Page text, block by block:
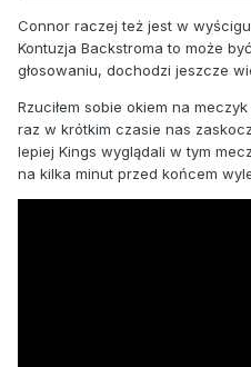
Connor raczej też jest w
Kontuzja Backstroma to może
głosowaniu, dochodzi jeszcze
Rzuciłem sobie okiem na
raz w krótkim czasie nas
lepiej Kings wyglądali w tym
na kilka minut przed końcem